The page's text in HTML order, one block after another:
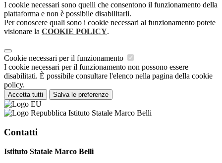
I cookie necessari sono quelli che consentono il funzionamento della
piattaforma e non è possibile disabilitarli.
Per conoscere quali sono i cookie necessari al funzionamento potete
visionare la COOKIE POLICY.
Cookie necessari per il funzionamento
I cookie necessari per il funzionamento non possono essere
disabilitati. È possibile consultare l'elenco nella pagina della cookie
policy.
Accetta tutti Salva le preferenze
Istituto Statale Marco Belli
Contatti
Istituto Statale Marco Belli